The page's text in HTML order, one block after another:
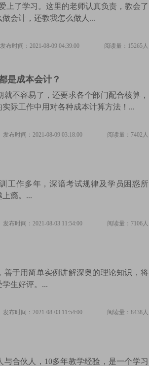
上了学习。这里的老师认真负责，教会了
会计，还教我怎么做人...
发布时间：2021-08-09 04:39:00 阅读量：15265人
是成本会计？
不容易了，还要求各个部门配合核算，
际工作中用对各种成本计算方法！...
发布时间：2021-08-09 03:18:00 阅读量：7402人
工作多年，深谙考试规律及学员困惑所
瘾。...
发布时间：2021-08-03 11:54:00 阅读量：7106人
于用简单实例讲解深奥的理论知识，将
生好评。...
发布时间：2021-08-03 11:54:00 阅读量：8438人
合伙人，10多年教学经验，是一个学习